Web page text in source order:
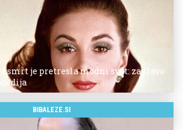
smrt je pretresla modni svet: za slavo
BIBALEZE.SI